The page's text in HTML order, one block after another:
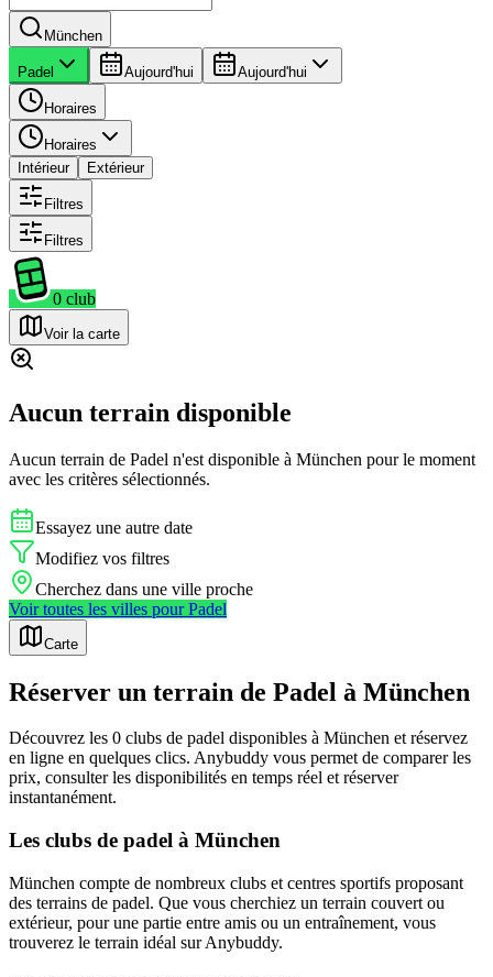
München
Padel Aujourd'hui Aujourd'hui
Horaires
Horaires
Intérieur
Extérieur
Filtres
Filtres
0 club
Voir la carte
Aucun terrain disponible
Aucun terrain de Padel n'est disponible à München pour le moment
avec les critères sélectionnés.
Essayez une autre date
Modifiez vos filtres
Cherchez dans une ville proche
Voir toutes les villes pourPadel
Carte
Réserver un terrain de Padel à München
Découvrez les 0 clubs de padel disponibles à München et réservez
en ligne en quelques clics. Anybuddy vous permet de comparer les
prix, consulter les disponibilités en temps réel et réserver
instantanément.
Les clubs de padel à München
München compte de nombreux clubs et centres sportifs proposant
des terrains de padel. Que vous cherchiez un terrain couvert ou
extérieur, pour une partie entre amis ou un entraînement, vous
trouverez le terrain idéal sur Anybuddy.